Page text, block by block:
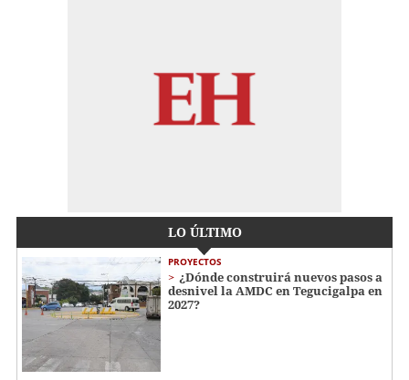
LO ÚLTIMO
PROYECTOS
¿Dónde construirá nuevos pasos a
desnivel la AMDC en Tegucigalpa en
2027?